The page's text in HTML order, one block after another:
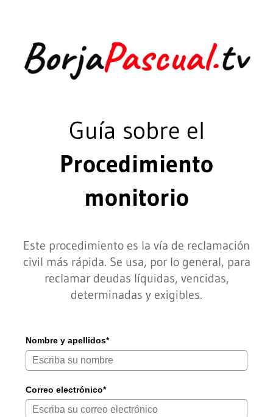
Guía sobre el
Procedimiento
monitorio
Este procedimiento es la vía de reclamación
civil más rápida. Se usa, por lo general, para
reclamar deudas líquidas, vencidas,
determinadas y exigibles.
Nombre y apellidos*
Correo electrónico*